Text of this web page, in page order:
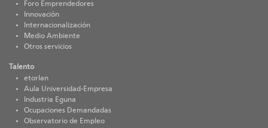
Foro Emprendedores
Innovación
Internacionalización
Medio Ambiente
Otros servicios
Talento
etorlan
Aula Universidad-Empresa
Industria Eguna
Ocupaciones Demandadas
Observatorio de Empleo